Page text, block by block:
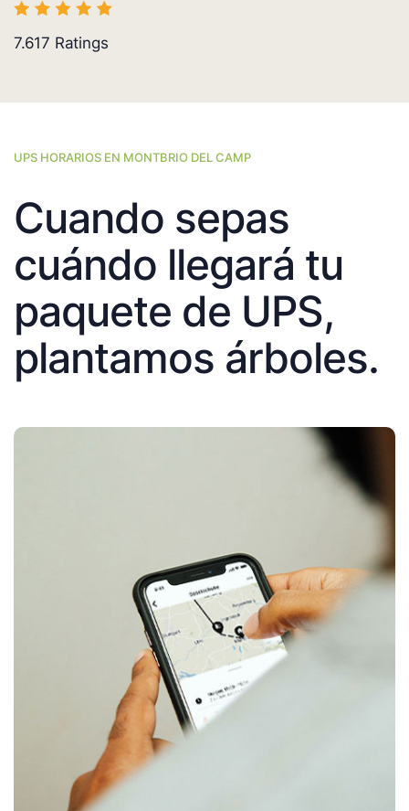
7.617 Ratings
UPS HORARIOS EN MONTBRIO DEL CAMP
Cuando sepas
cuándo llegará tu
paquete de UPS,
plantamos árboles.